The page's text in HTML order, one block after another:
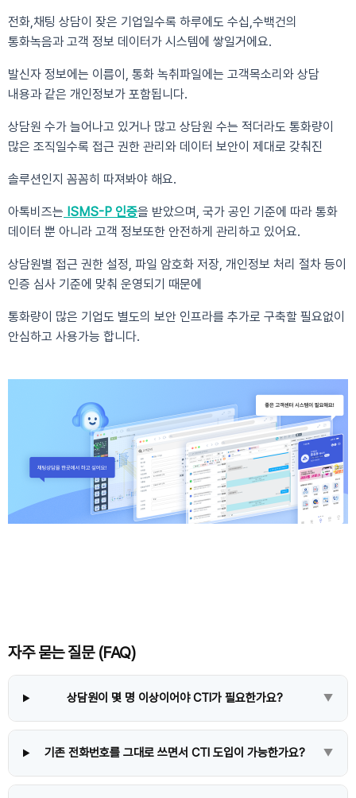
전화,채팅 상담이 잦은 기업일수록 하루에도 수십,수백건의
통화녹음과 고객 정보 데이터가 시스템에 쌓일거에요.
발신자 정보에는 이름이, 통화 녹취파일에는 고객목소리와 상담
내용과 같은 개인정보가 포함됩니다.
상담원 수가 늘어나고 있거나 많고 상담원 수는 적더라도 통화량이
많은 조직일수록 접근 권한 관리와 데이터 보안이 제대로 갖춰진
솔루션인지 꼼꼼히 따져봐야 해요.
아톡비즈는 ISMS-P 인증을 받았으며, 국가 공인 기준에 따라 통화
데이터 뿐 아니라 고객 정보또한 안전하게 관리하고 있어요.
상담원별 접근 권한 설정, 파일 암호화 저장, 개인정보 처리 절차 등이
인증 심사 기준에 맞춰 운영되기 때문에
통화량이 많은 기업도 별도의 보안 인프라를 추가로 구축할 필요없이
안심하고 사용가능 합니다.
자주 묻는 질문 (FAQ)
상담원이 몇 명 이상이어야 CTI가 필요한가요? ▼
기존 전화번호를 그대로 쓰면서 CTI 도입이 가능한가요? ▼